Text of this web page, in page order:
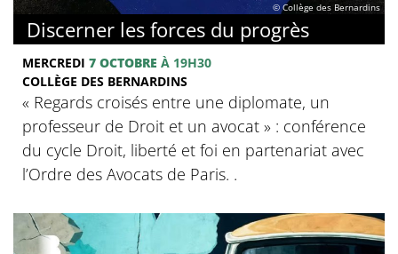
© Collège des Bernardins
Discerner les forces du progrès
MERCREDI 7 OCTOBRE À 19H30
COLLÈGE DES BERNARDINS
‍« Regards croisés entre une diplomate, un
professeur de Droit et un avocat » : conférence
du cycle Droit, liberté et foi en partenariat avec
l’Ordre des Avocats de Paris. .